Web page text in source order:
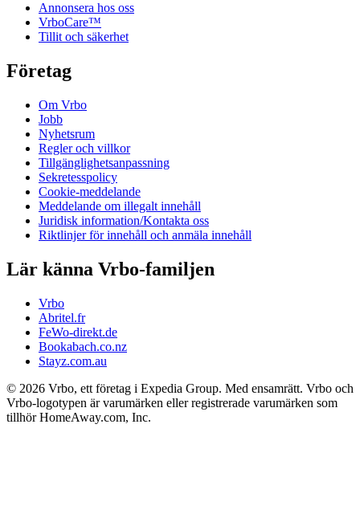
Annonsera hos oss
VrboCare™
Tillit och säkerhet
Företag
Om Vrbo
Jobb
Nyhetsrum
Regler och villkor
Tillgänglighetsanpassning
Sekretesspolicy
Cookie-meddelande
Meddelande om illegalt innehåll
Juridisk information/Kontakta oss
Riktlinjer för innehåll och anmäla innehåll
Lär känna Vrbo-familjen
Vrbo
Abritel.fr
FeWo-direkt.de
Bookabach.co.nz
Stayz.com.au
© 2026 Vrbo, ett företag i Expedia Group. Med ensamrätt. Vrbo och
Vrbo-logotypen är varumärken eller registrerade varumärken som
tillhör HomeAway.com, Inc.